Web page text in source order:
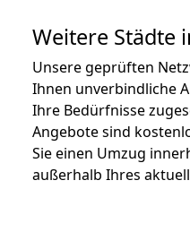
Weitere Städte
Unsere geprüften
Ihnen unverbindliche
Ihre Bedürfnisse
Angebote sind
Sie einen Umzug
außerhalb Ihres